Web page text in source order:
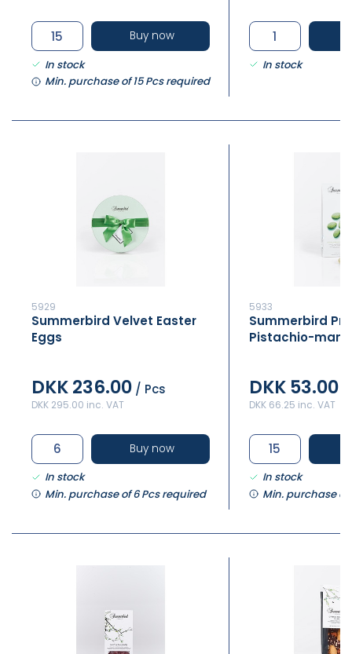
Buy now
In stock
Min. purchase of 15 Pcs required
In stock
5929
Summerbird Velvet Easter
Eggs
DKK 236.00 / Pcs
DKK 295.00 inc. VAT
Buy now
In stock
Min. purchase of 6 Pcs required
5933
Summerbird
Pistachio-
DKK 53.00
DKK 66.25 inc. VAT
In stock
Min. purchase of